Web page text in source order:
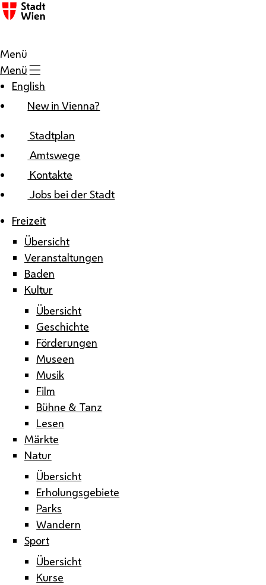
Zum Inhalt
Menü
Menü
English
New in Vienna?
Stadtplan
Amtswege
Kontakte
Jobs bei der Stadt
Freizeit
Übersicht
Veranstaltungen
Baden
Kultur
Übersicht
Geschichte
Förderungen
Museen
Musik
Film
Bühne & Tanz
Lesen
Märkte
Natur
Übersicht
Erholungsgebiete
Parks
Wandern
Sport
Übersicht
Kurse